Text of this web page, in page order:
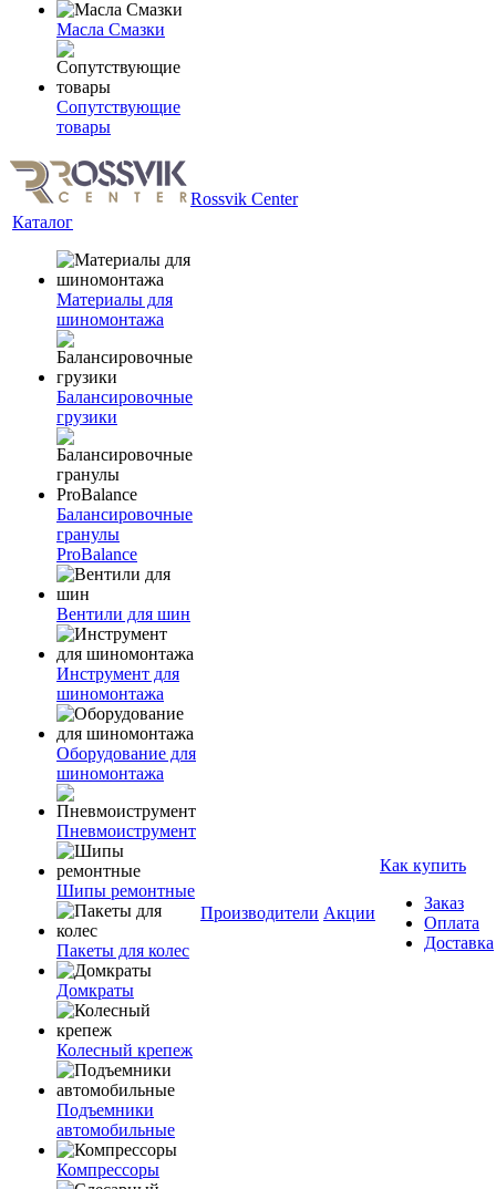
Масла Смазки
Сопутствующие
товары
Rossvik Center
Каталог
Материалы для
шиномонтажа
Балансировочные
грузики
Балансировочные
гранулы
ProBalance
Вентили для шин
Инструмент для
шиномонтажа
Оборудование для
шиномонтажа
Пневмоиструмент
Шипы ремонтные
Пакеты для колес
Домкраты
Колесный крепеж
Подъемники
автомобильные
Компрессоры
Производители Акции
Как купить
Заказ
Оплата
Доставка